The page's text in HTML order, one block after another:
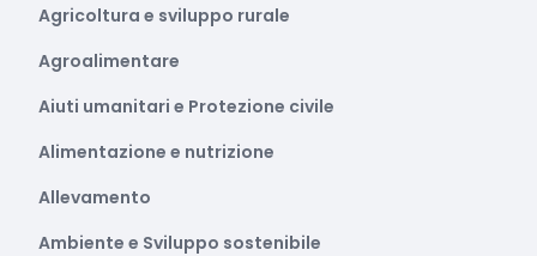
Agricoltura e sviluppo rurale
Agroalimentare
Aiuti umanitari e Protezione civile
Alimentazione e nutrizione
Allevamento
Ambiente e Sviluppo sostenibile